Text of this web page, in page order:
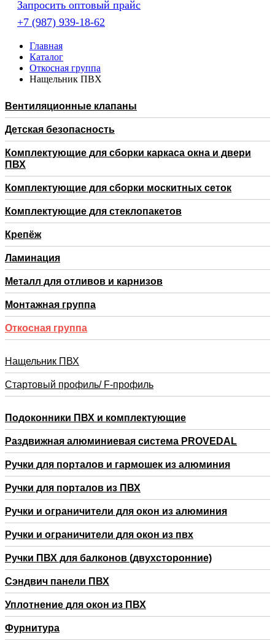
Запросить оптовый прайс
+7 (987) 939-18-62
Главная
Каталог
Откосная группа
Нащельник ПВХ
Вентиляционные клапаны
Детская безопасность
Комплектующие для сборки каркаса окна и двери
ПВХ
Комплектующие для сборки москитных сеток
Комплектующие для стеклопакетов
Крепёж
Ламинация
Металл для отливов и карнизов
Монтажная группа
Откосная группа
Нащельник ПВХ
Стартовый профиль/ F-профиль
Подоконники ПВХ и комплектующие
Раздвижная алюминиевая система PROVEDAL
Ручки для порталов и гармошек из алюминия
Ручки для порталов из ПВХ
Ручки и ограничители для окон из алюминия
Ручки и ограничители для окон из пвх
Ручки ПВХ для балконов (двухсторонние)
Сэндвич панели ПВХ
Уплотнение для окон из ПВХ
Фурнитура